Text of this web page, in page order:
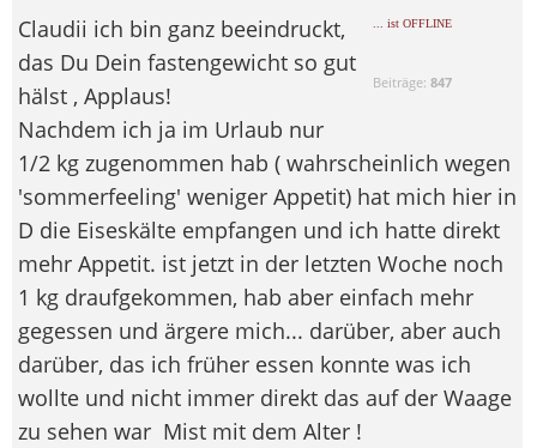
... ist OFFLINE
Beiträge:847
Claudii ich bin ganz beeindruckt,
das Du Dein fastengewicht so gut
hälst , Applaus!
Nachdem ich ja im Urlaub nur
1/2 kg zugenommen hab ( wahrscheinlich wegen
'sommerfeeling' weniger Appetit) hat mich hier in
D die Eiseskälte empfangen und ich hatte direkt
mehr Appetit. ist jetzt in der letzten Woche noch
1 kg draufgekommen, hab aber einfach mehr
gegessen und ärgere mich... darüber, aber auch
darüber, das ich früher essen konnte was ich
wollte und nicht immer direkt das auf der Waage
zu sehen war Mist mit dem Alter !